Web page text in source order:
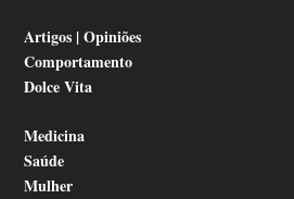
Artigos | Opiniões
Comportamento
Dolce Vita
Medicina
Saúde
Mulher